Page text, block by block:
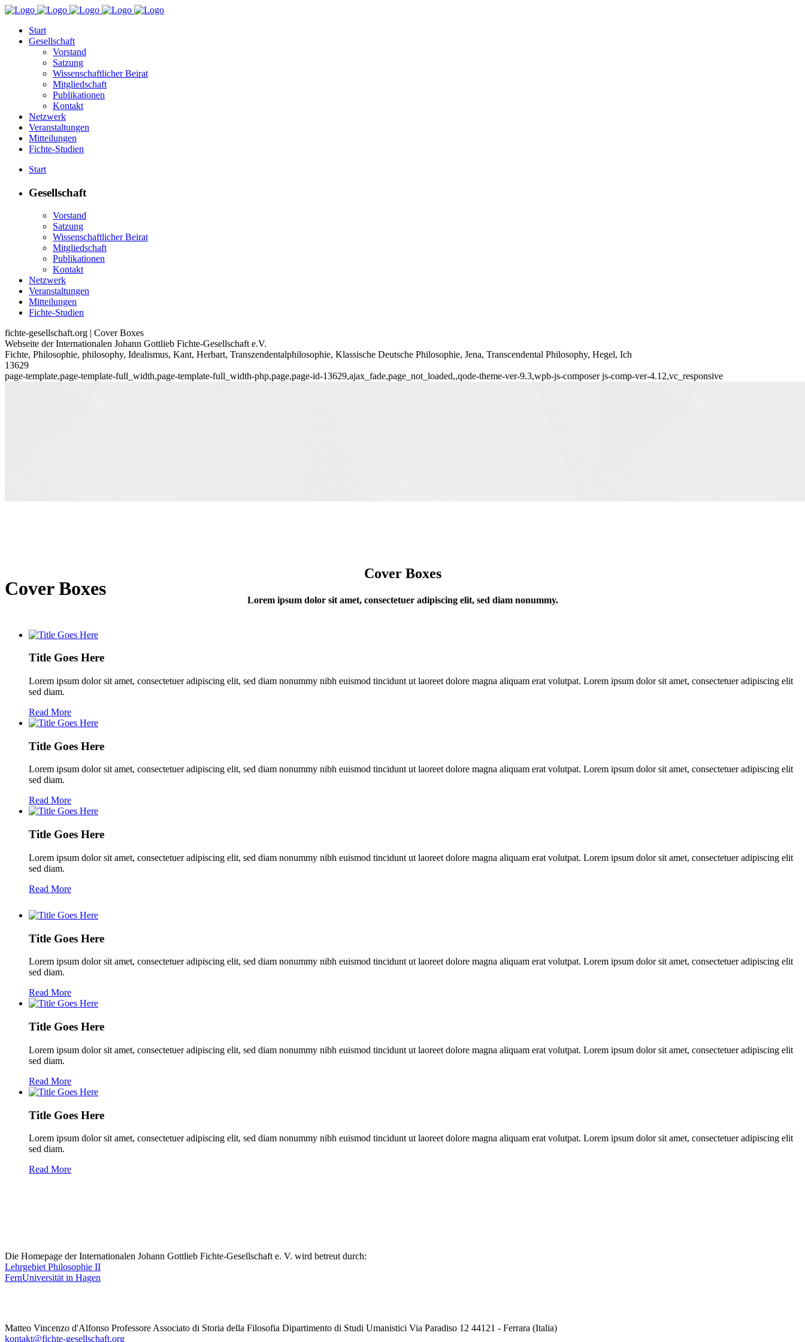
Start
Gesellschaft
Vorstand
Satzung
Wissenschaftlicher Beirat
Mitgliedschaft
Publikationen
Kontakt
Netzwerk
Veranstaltungen
Mitteilungen
Fichte-Studien
Start
Gesellschaft
Vorstand
Satzung
Wissenschaftlicher Beirat
Mitgliedschaft
Publikationen
Kontakt
Netzwerk
Veranstaltungen
Mitteilungen
Fichte-Studien
fichte-gesellschaft.org | Cover Boxes
Webseite der Internationalen Johann Gottlieb Fichte-Gesellschaft e.V.
Fichte, Philosophie, philosophy, Idealismus, Kant, Herbart, Transzendentalphilosophie, Klassische Deutsche Philosophie, Jena, Transcendental Philosophy, Hegel, Ich
13629
page-template,page-template-full_width,page-template-full_width-php,page,page-id-13629,ajax_fade,page_not_loaded,,qode-theme-ver-9.3,wpb-js-composer js-comp-ver-4.12,vc_responsive
Cover Boxes
Cover Boxes
Lorem ipsum dolor sit amet, consectetuer adipiscing elit, sed diam nonummy.
Title Goes Here
Lorem ipsum dolor sit amet, consectetuer adipiscing elit, sed diam nonummy nibh euismod tincidunt ut laoreet dolore magna aliquam erat volutpat. Lorem ipsum dolor sit amet, consectetuer adipiscing elit
sed diam.
Read More
Title Goes Here
Lorem ipsum dolor sit amet, consectetuer adipiscing elit, sed diam nonummy nibh euismod tincidunt ut laoreet dolore magna aliquam erat volutpat. Lorem ipsum dolor sit amet, consectetuer adipiscing elit
sed diam.
Read More
Title Goes Here
Lorem ipsum dolor sit amet, consectetuer adipiscing elit, sed diam nonummy nibh euismod tincidunt ut laoreet dolore magna aliquam erat volutpat. Lorem ipsum dolor sit amet, consectetuer adipiscing elit
sed diam.
Read More
Title Goes Here
Lorem ipsum dolor sit amet, consectetuer adipiscing elit, sed diam nonummy nibh euismod tincidunt ut laoreet dolore magna aliquam erat volutpat. Lorem ipsum dolor sit amet, consectetuer adipiscing elit
sed diam.
Read More
Title Goes Here
Lorem ipsum dolor sit amet, consectetuer adipiscing elit, sed diam nonummy nibh euismod tincidunt ut laoreet dolore magna aliquam erat volutpat. Lorem ipsum dolor sit amet, consectetuer adipiscing elit
sed diam.
Read More
Title Goes Here
Lorem ipsum dolor sit amet, consectetuer adipiscing elit, sed diam nonummy nibh euismod tincidunt ut laoreet dolore magna aliquam erat volutpat. Lorem ipsum dolor sit amet, consectetuer adipiscing elit
sed diam.
Read More
Die Homepage der Internationalen Johann Gottlieb Fichte-Gesellschaft e. V. wird betreut durch:
Lehrgebiet Philosophie II
FernUniversität in Hagen
Matteo Vincenzo d'Alfonso Professore Associato di Storia della Filosofia Dipartimento di Studi Umanistici Via Paradiso 12 44121 - Ferrara (Italia)
kontakt@fichte-gesellschaft.org